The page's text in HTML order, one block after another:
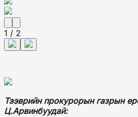
1 / 2
Тээврийн прокурорын газрын
Ц.Арвинбуудай: